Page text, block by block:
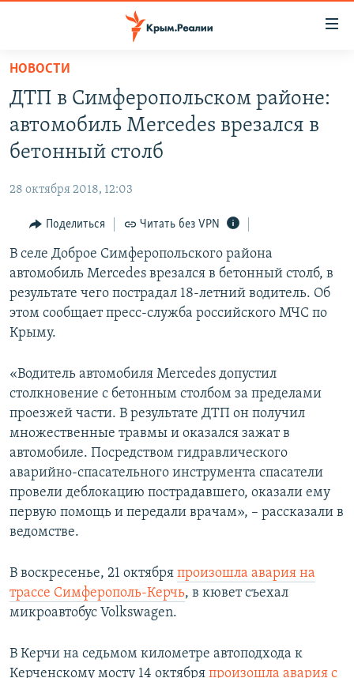
Вернуться
основному
содержанию
Вернутся
главной
навигации
Вернутся
поиску
СПЕЦПРОЕКТЫ
11 ЛЕТ ОККУПАЦИИ КРЫМА. 11 ИСТОРИЙ СОПРОТИВЛЕНИЯ
ВОДА
ЕЩЕ
ИНТЕРАКТИВ
ИНФОГРАФИКА
ТЕЛЕПРОЕКТ КРЫМ.РЕАЛИИ
СОВЕТЫ ПРАВОЗАЩИТНИКОВ
ПРОПАВШИЕ БЕЗ ВЕСТИ
ПОБЕДИТЕЛЕЙ НЕ СУДЯТ?
КРЫМ.НЕПОКОРЕННЫЙ
УКРАИНСКАЯ ПРОБЛЕМА КРЫМА
РАДІО СВОБОДА
КАК ОБОЙТИ БЛОКИРОВКУ
Українською
Qırımtatar
ПРИСОЕДИНЯЙТЕСЬ!
Все сайты RFE/RL
НОВОСТИ
ДТП в Симферопольском районе:
автомобиль Mercedes врезался в
бетонный столб
28 октября 2018, 12:03
Поделиться Читать без VPN
В селе Доброе Симферопольского района
автомобиль Mercedes врезался в бетонный столб, в
результате чего пострадал 18-летний водитель. Об
этом сообщает пресс-служба российского МЧС по
Крыму.
«Водитель автомобиля Mercedes допустил
столкновение с бетонным столбом за пределами
проезжей части. В результате ДТП он получил
множественные травмы и оказался зажат в
автомобиле. Посредством гидравлического
аварийно-спасательного инструмента спасатели
провели деблокацию пострадавшего, оказали ему
первую помощь и передали врачам», – рассказали в
ведомстве.
В воскресенье, 21 октября произошла авария на
трассе Симферополь-Керчь, в кювет съехал
микроавтобус Volkswagen.
В Керчи на седьмом километре автоподхода к
Керченскому мосту 14 октября произошла авария с